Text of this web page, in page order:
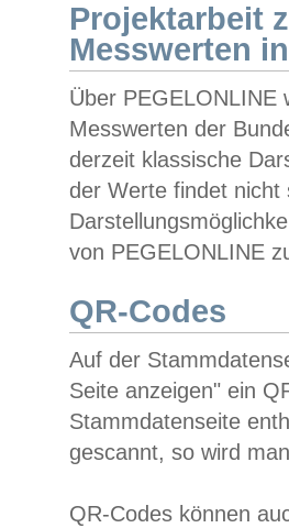
Projektarbeit
Messwerten
Über PEGELONLINE
Messwerten der
derzeit klassische
der Werte findet
von PEGELONLINE
QR-Codes
Auf der
Seite anzeigen" ein
Stammdatenseite
gescannt, so wird
QR-Codes können